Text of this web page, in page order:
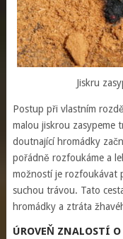
Jiskru
Postup při vlastním
malou jiskrou zasypeme
doutnající hromádky
pořádně rozfoukáme a
možností je rozfoukávat
suchou trávou. Tato
hromádky a ztráta
ÚROVEŇ ZNALOSTÍ